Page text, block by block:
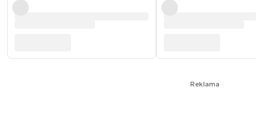
Reklama